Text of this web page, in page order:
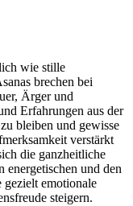
wie stille
brechen bei
Ärger und
Erfahrungen aus der
bleiben und gewisse
verstärkt
die ganzheitliche
und den
emotionale
steigern.